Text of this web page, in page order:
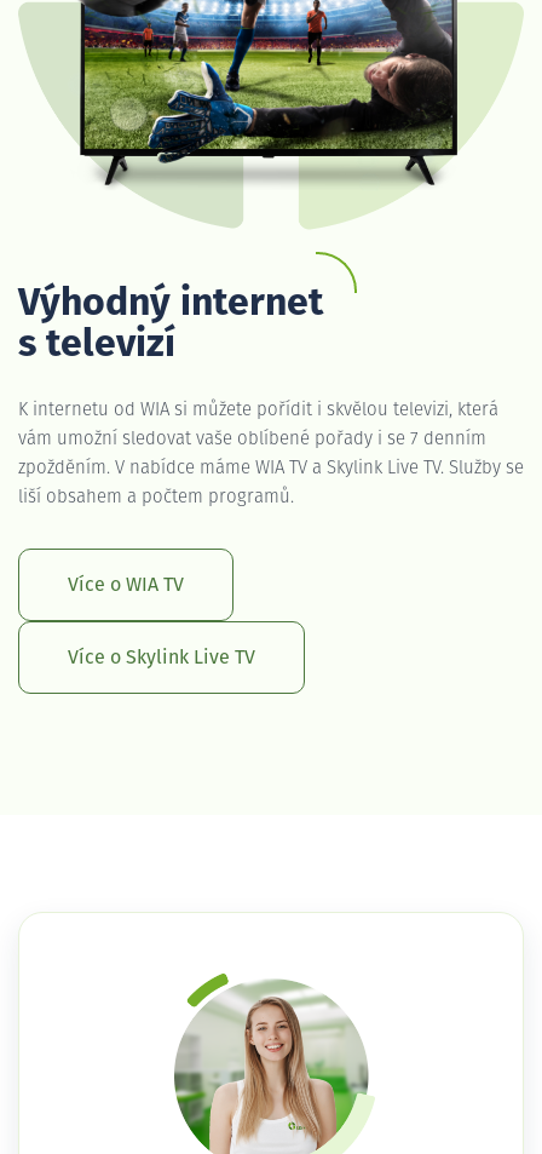
Výhodný internet
s televizí
K internetu od WIA si můžete pořídit i skvělou televizi, která
vám umožní sledovat vaše oblíbené pořady i se 7 denním
zpožděním. V nabídce máme WIA TV a Skylink Live TV. Služby se
liší obsahem a počtem programů.
Více o WIA TV
Více o Skylink Live TV